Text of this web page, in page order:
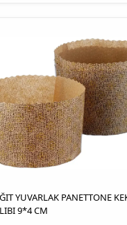
YUVARLAK PANETTONE
9*4 CM